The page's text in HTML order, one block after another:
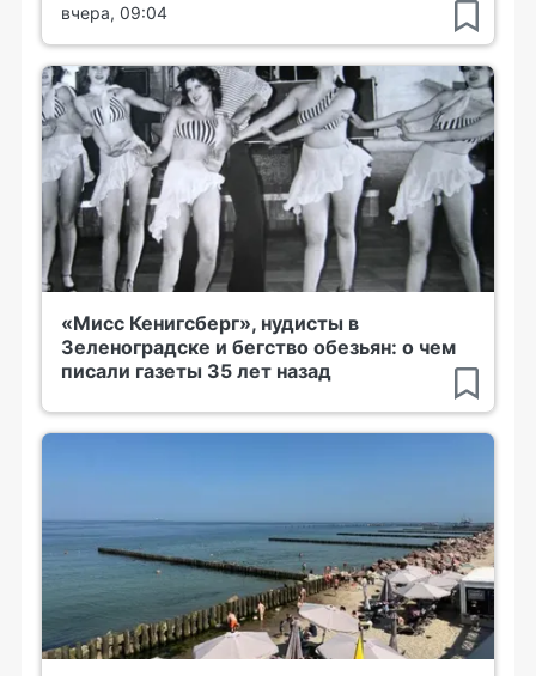
вчера, 09:04
«Мисс Кенигсберг», нудисты в
Зеленоградске и бегство обезьян: о чем
писали газеты 35 лет назад